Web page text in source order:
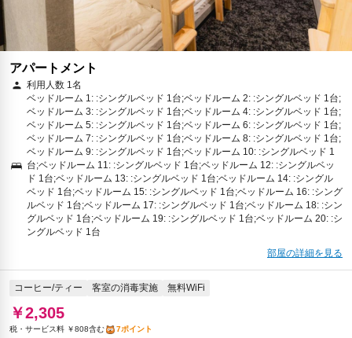
アパートメント
利用人数 1名
ベッドルーム 1: :シングルベッド 1台;ベッドルーム 2: :シングルベッド 1台;
ベッドルーム 3: :シングルベッド 1台;ベッドルーム 4: :シングルベッド 1台;
ベッドルーム 5: :シングルベッド 1台;ベッドルーム 6: :シングルベッド 1台;
ベッドルーム 7: :シングルベッド 1台;ベッドルーム 8: :シングルベッド 1台;
ベッドルーム 9: :シングルベッド 1台;ベッドルーム 10: :シングルベッド 1
台;ベッドルーム 11: :シングルベッド 1台;ベッドルーム 12: :シングルベッ
ド 1台;ベッドルーム 13: :シングルベッド 1台;ベッドルーム 14: :シングル
ベッド 1台;ベッドルーム 15: :シングルベッド 1台;ベッドルーム 16: :シング
ルベッド 1台;ベッドルーム 17: :シングルベッド 1台;ベッドルーム 18: :シン
グルベッド 1台;ベッドルーム 19: :シングルベッド 1台;ベッドルーム 20: :シ
ングルベッド 1台
部屋の詳細を見る
コーヒー/ティー 客室の消毒実施 無料WiFi
￥2,305
税・サービス料 ￥808含む
7ポイント